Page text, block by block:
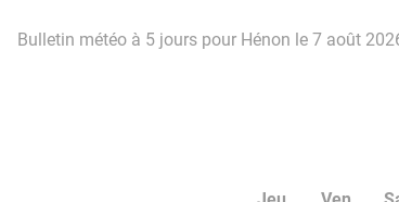
Bulletin météo à 5 jours pour Hénon le 7 août